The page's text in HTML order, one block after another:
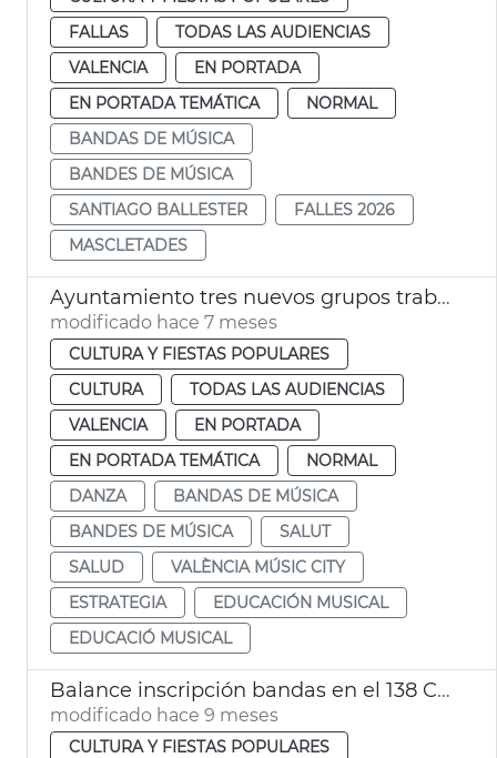
FALLAS
TODAS LAS AUDIENCIAS
VALENCIA
EN PORTADA
EN PORTADA TEMÁTICA
NORMAL
BANDAS DE MÚSICA
BANDES DE MÚSICA
SANTIAGO BALLESTER
FALLES 2026
MASCLETADES
Ayuntamiento tres nuevos grupos trabajo València Music City
modificado hace 7 meses
CULTURA Y FIESTAS POPULARES
CULTURA
TODAS LAS AUDIENCIAS
VALENCIA
EN PORTADA
EN PORTADA TEMÁTICA
NORMAL
DANZA
BANDAS DE MÚSICA
BANDES DE MÚSICA
SALUT
SALUD
VALÈNCIA MÚSIC CITY
ESTRATEGIA
EDUCACIÓN MUSICAL
EDUCACIÓ MUSICAL
Balance inscripción bandas en el 138 CIBM
modificado hace 9 meses
CULTURA Y FIESTAS POPULARES